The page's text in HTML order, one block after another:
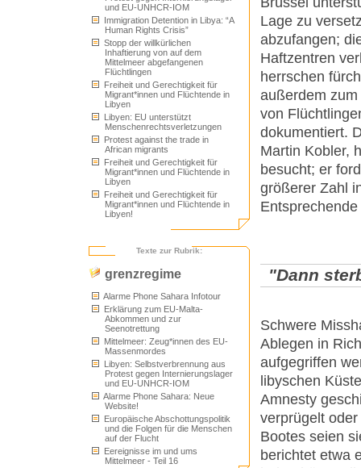
und EU-UNHCR-IOM
Immigration Detention in Libya: “A
Human Rights Crisis”
Stopp der willkürlichen
Inhaftierung von auf dem
Mittelmeer abgefangenen
Flüchtlingen
Freiheit und Gerechtigkeit für
Migrant*innen und Flüchtende in
Libyen
Libyen: EU unterstützt
Menschenrechtsverletzungen
Protest against the trade in
African migrants
Freiheit und Gerechtigkeit für
Migrant*innen und Flüchtende in
Libyen
Freiheit und Gerechtigkeit für
Migrant*innen und Flüchtende in
Libyen!
Texte zur Rubrik:
grenzregime
Alarme Phone Sahara Infotour
Erklärung zum EU-Malta-
Abkommen und zur
Seenotrettung
Mittelmeer: Zeug*innen des EU-
Massenmordes
Libyen: Selbstverbrennung aus
Protest gegen Internierungslager
und EU-UNHCR-IOM
Alarme Phone Sahara: Neue
Website!
Europäische Abschottungspolitik
und die Folgen für die Menschen
auf der Flucht
Eereignisse im und ums
Mittelmeer - Teil 16
Lage zu
abzufangen;
Haftzentren
herrschen
außerdem
von
dokumentiert.
Martin Kobler,
besucht; er
größerer Zahl
"Dann
Schwere
Ablegen in
aufgegriffen
libyschen
Amnesty
verprügelt
Bootes seien
berichtet etwa